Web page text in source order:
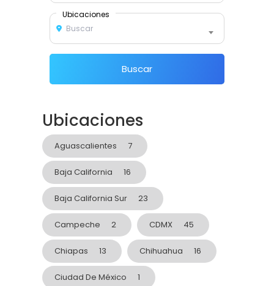
Ubicaciones
Buscar
Buscar
Ubicaciones
Aguascalientes 7
Baja California 16
Baja California Sur 23
Campeche 2 CDMX 45
Chiapas 13 Chihuahua 16
Ciudad De México 1